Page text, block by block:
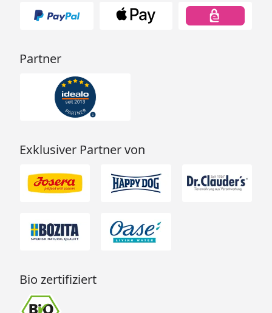
Partner
Exklusiver Partner von
Bio zertifiziert